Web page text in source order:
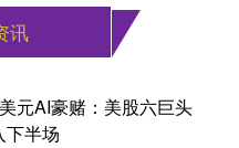
讯
元AI豪赌：美股六巨头
下半场